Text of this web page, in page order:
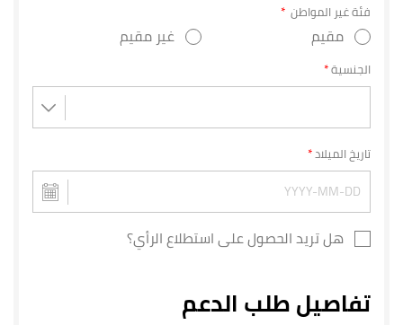
فئة غير المواطن
مقيم غير مقيم
الجنسية
تاريخ الميلاد
هل تريد الحصول على استطلاع الرأي؟
تفاصيل طلب الدعم